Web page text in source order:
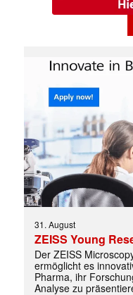
31. August
ZEISS Young
Der ZEISS
ermöglicht es
Pharma, ihr
Analyse zu